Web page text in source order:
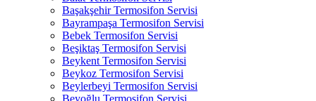
Başakşehir Termosifon Servisi
Bayrampaşa Termosifon Servisi
Bebek Termosifon Servisi
Beşiktaş Termosifon Servisi
Beykent Termosifon Servisi
Beykoz Termosifon Servisi
Beylerbeyi Termosifon Servisi
Beyoğlu Termosifon Servisi